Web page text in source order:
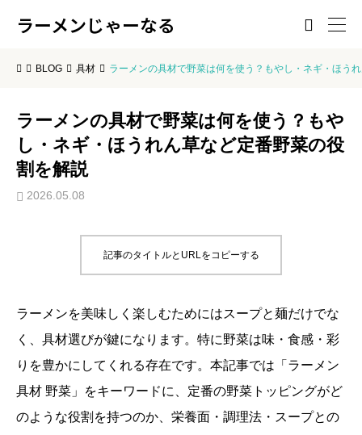
ラーメンじゃーなる 
BLOG 具材 ラーメンの具材で野菜は何を使う？もやし・ネギ・ほう
ラーメンの具材で野菜は何を使う？もや
し・ネギ・ほうれん草など定番野菜の役
割を解説
2026.05.08
記事のタイトルとURLをコピーする
ラーメンを美味しく楽しむためにはスープと麺だけでな
く、具材選びが鍵になります。特に野菜は味・食感・彩
りを豊かにしてくれる存在です。本記事では「ラーメン
具材 野菜」をキーワードに、定番の野菜トッピングがど
のような役割を持つのか、栄養面・調理法・スープとの